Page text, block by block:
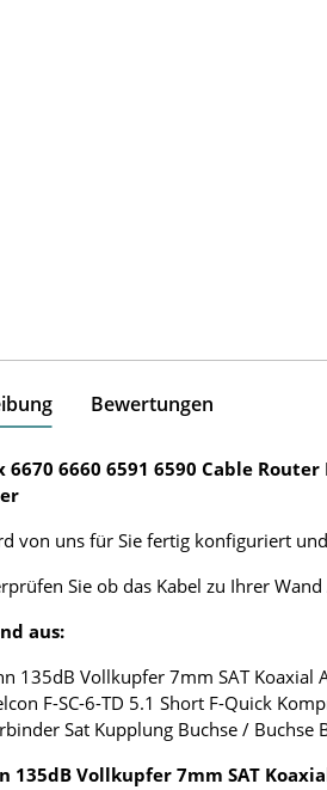
Bewertungen
6670 6660 6591 6590 Cable
von uns für Sie fertig konfiguriert
Sie ob das Kabel zu Ihrer
aus:
135dB Vollkupfer 7mm SAT Koaxial
F-SC-6-TD 5.1 Short F-Quick
Sat Kupplung Buchse /
135dB Vollkupfer 7mm SAT